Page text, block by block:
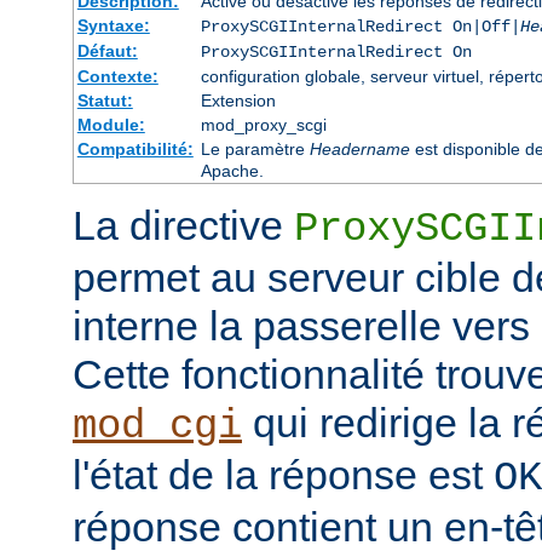
Syntaxe:
ProxySCGIInternalRedirect On|Off|
Défaut:
ProxySCGIInternalRedirect On
Contexte:
configuration globale, serveur virtuel,
Statut:
Extension
Module:
mod_proxy_scgi
Compatibilité: Le paramètre Headernameest disponible
Apache.
La directive
permet au serveur cible
interne la passerelle
Cette fonctionnalité
mod_cgi qui redirige la
l'état de la réponse est OK
réponse contient un en-